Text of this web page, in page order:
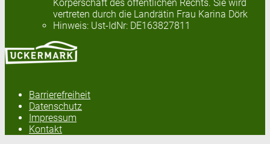
Körperschaft des öffentlichen Rechts. Sie wird
vertreten durch die Landrätin Frau Karina Dörk
Hinweis: Ust-IdNr: DE163827811
Barrierefreiheit
Datenschutz
Impressum
Kontakt